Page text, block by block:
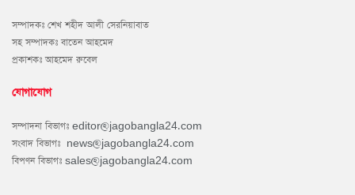
সম্পাদকঃ শেখ শহীদ আলী সেরনিয়াবাত
সহ সম্পাদকঃ বাতেন আহমেদ
প্রকাশকঃ আহমেদ রুবেল
যোগাযোগ
সম্পাদনা বিভাগঃ editor@jagobangla24.com
সংবাদ বিভাগঃ news@jagobangla24.com
বিপণন বিভাগঃ sales@jagobangla24.com